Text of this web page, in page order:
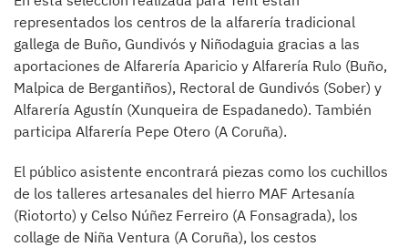
representados los centros de la alfarería tradicional
gallega de Buño, Gundivós y Niñodaguia gracias a las
aportaciones de Alfarería Aparicio y Alfarería Rulo (Buño,
Malpica de Bergantiños), Rectoral de Gundivós (Sober) y
Alfarería Agustín (Xunqueira de Espadanedo). También
participa Alfarería Pepe Otero (A Coruña).
El público asistente encontrará piezas como los cuchillos
de los talleres artesanales del hierro MAF Artesanía
(Riotorto) y Celso Núñez Ferreiro (A Fonsagrada), los
collage de Niña Ventura (A Coruña), los cestos